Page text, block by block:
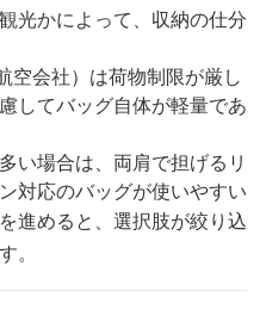
光かによって、収納の仕分
空会社）は荷物制限が厳し
してバッグ自体が軽量であ
い場合は、両肩で担げるリ
対応のバッグが使いやすい
進めると、選択肢が絞り込
。